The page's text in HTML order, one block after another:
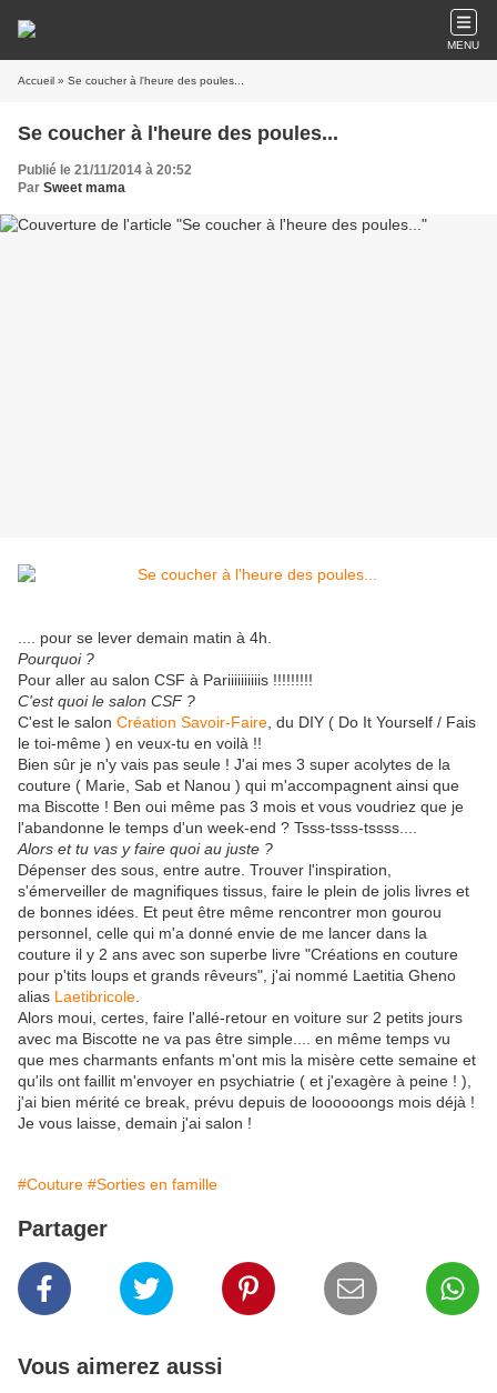
MENU
Accueil » Se coucher à l'heure des poules...
Se coucher à l'heure des poules...
Publié le 21/11/2014 à 20:52
Par Sweet mama
.... pour se lever demain matin à 4h.
Pourquoi ?
Pour aller au salon CSF à Pariiiiiiiiiis !!!!!!!!!
C'est quoi le salon CSF ?
C'est le salon Création Savoir-Faire , du DIY ( Do It Yourself / Fais
le toi-même ) en veux-tu en voilà !!
Bien sûr je n'y vais pas seule ! J'ai mes 3 super acolytes de la
couture ( Marie, Sab et Nanou ) qui m'accompagnent ainsi que
ma Biscotte ! Ben oui même pas 3 mois et vous voudriez que je
l'abandonne le temps d'un week-end ? Tsss-tsss-tssss....
Alors et tu vas y faire quoi au juste ?
Dépenser des sous, entre autre. Trouver l'inspiration,
s'émerveiller de magnifiques tissus, faire le plein de jolis livres et
de bonnes idées. Et peut être même rencontrer mon gourou
personnel, celle qui m'a donné envie de me lancer dans la
couture il y 2 ans avec son superbe livre "Créations en couture
pour p'tits loups et grands rêveurs", j'ai nommé Laetitia Gheno
alias Laetibricole
Alors moui, certes, faire l'allé-retour en voiture sur 2 petits jours
avec ma Biscotte ne va pas être simple.... en même temps vu
que mes charmants enfants m'ont mis la misère cette semaine et
qu'ils ont faillit m'envoyer en psychiatrie ( et j'exagère à peine ! ),
j'ai bien mérité ce break, prévu depuis de loooooongs mois déjà !
Je vous laisse, demain j'ai salon !
#Couture #Sorties en famille
Partager
Vous aimerez aussi